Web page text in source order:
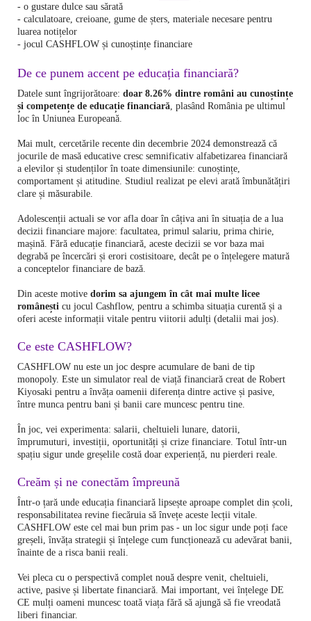
- o gustare dulce sau sărată
- calculatoare, creioane, gume de șters, materiale necesare pentru
luarea notițelor
- jocul CASHFLOW și cunoștințe financiare
De ce punem accent pe educația financiară?
Datele sunt îngrijorătoare: doar 8.26% dintre români au cunoștințe
și competențe de educație financiară , plasând România pe ultimul
loc în Uniunea Europeană.
Mai mult, cercetările recente din decembrie 2024 demonstrează că
jocurile de masă educative cresc semnificativ alfabetizarea financiară
a elevilor și studenților în toate dimensiunile: cunoștințe,
comportament și atitudine. Studiul realizat pe elevi arată îmbunătățiri
clare și măsurabile.
Adolescenții actuali se vor afla doar în câțiva ani în situația de a lua
decizii financiare majore: facultatea, primul salariu, prima chirie,
mașină. Fără educație financiară, aceste decizii se vor baza mai
degrabă pe încercări și erori costisitoare, decât pe o înțelegere matură
a conceptelor financiare de bază.
Din aceste motive dorim sa ajungem în cât mai multe licee
românești cu jocul Cashflow, pentru a schimba situația curentă și a
oferi aceste informații vitale pentru viitorii adulți (detalii mai jos).
Ce este CASHFLOW?
CASHFLOW nu este un joc despre acumulare de bani de tip
monopoly. Este un simulator real de viață financiară creat de Robert
Kiyosaki pentru a învăța oamenii diferența dintre active și pasive,
între munca pentru bani și banii care muncesc pentru tine.
În joc, vei experimenta: salarii, cheltuieli lunare, datorii,
împrumuturi, investiții, oportunități și crize financiare. Totul într-un
spațiu sigur unde greșelile costă doar experiență, nu pierderi reale.
Creăm și ne conectăm împreună
Într-o țară unde educația financiară lipsește aproape complet din școli,
responsabilitatea revine fiecăruia să învețe aceste lecții vitale.
CASHFLOW este cel mai bun prim pas - un loc sigur unde poți face
greșeli, învăța strategii și înțelege cum funcționează cu adevărat banii,
înainte de a risca banii reali.
Vei pleca cu o perspectivă complet nouă despre venit, cheltuieli,
active, pasive și libertate financiară. Mai important, vei înțelege DE
CE mulți oameni muncesc toată viața fără să ajungă să fie vreodată
liberi financiar.